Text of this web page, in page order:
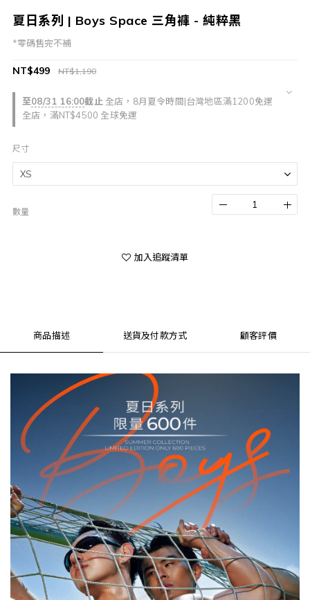
夏日系列 | Boys Space 三角褲 - 純粹黑
*零碼售完不補
至08/31 16:00截止 全店，8月夏令時間|台灣地區滿1200免運
全店，滿NT$4500 全球免運
NT$1,190
NT$499
尺寸
數量
加入追蹤清單
商品描述 送貨及付款方式 顧客評價